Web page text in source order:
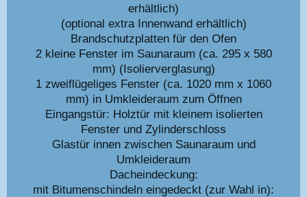
erhältlich)
(optional extra Innenwand erhältlich)
Brandschutzplatten für den Ofen
2 kleine Fenster im Saunaraum (ca. 295 x 580
mm) (Isolierverglasung)
1 zweiflügeliges Fenster (ca. 1020 mm x 1060
mm) in Umkleideraum zum Öffnen
Eingangstür: Holztür mit kleinem isolierten
Fenster und Zylinderschloss
Glastür innen zwischen Saunaraum und
Umkleideraum
Dacheindeckung:
mit Bitumenschindeln eingedeckt (zur Wahl in):